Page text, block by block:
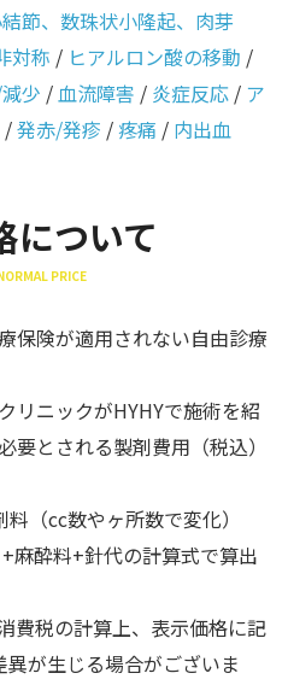
節、数珠状小隆起、肉芽
対称 / ヒアルロン酸の移動 /
少 / 血流障害 / 炎症反応 / ア
/発赤/発疹 /疼痛 / 内出血
について
PRICE
保険が適用されない自由診療
リニックがHYHYで施術を紹
要とされる製剤費用（税込）
（cc数やヶ所数で変化）
麻酔料+針代の計算式で算出
費税の計算上、表示価格に記
が生じる場合がございま